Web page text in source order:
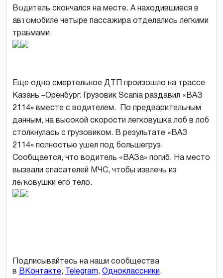
Водитель скончался на месте. А находившиеся в
автомобиле четыре пассажира отделались легкими
травмами.
фото
пресс-
службы
МЧС
Еще одно смертельное ДТП произошло на трассе
Казань –Оренбург. Грузовик Scania раздавил «ВАЗ
2114» вместе с водителем. По предварительным
данным, на высокой скорости легковушка лоб в лоб
столкнулась с грузовиком. В результате «ВАЗ
2114» полностью ушел под большегруз.
Сообщается, что водитель «ВАЗа» погиб. На место
вызвали спасателей МЧС, чтобы извлечь из
легковушки его тело.
фото
ГУ
Подписывайтесь на наши сообщества
в ВКонтакте, Telegram, Одноклассники.